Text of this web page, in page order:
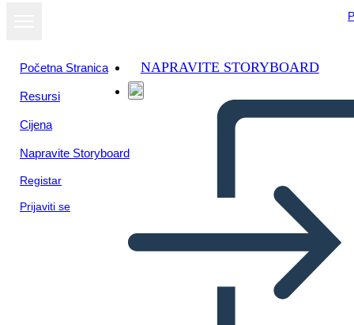
Početna Stranica
Resursi
Cijena
Napravite Storyboard
Registar
Prijaviti se
NAPRAVITE STORYBOARD
Prikaži kao
dijaprojekciju